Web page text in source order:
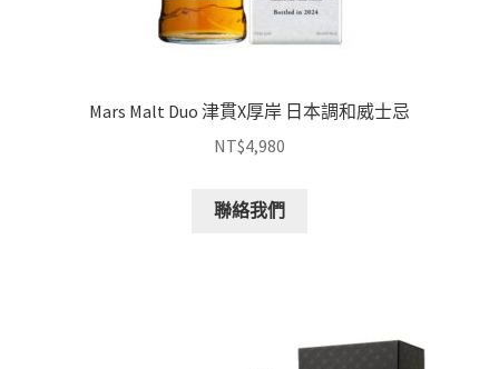
Mars Malt Duo 津貫X厚岸 日本調和威士忌
NT$4,980
聯絡我們